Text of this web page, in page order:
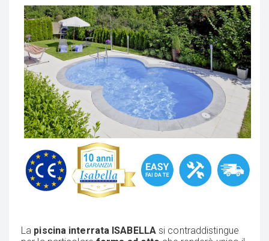
La piscina interrata ISABELLAsi contraddistingue